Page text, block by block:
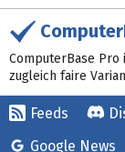
ComputerBase
zugleich faire
Feeds
Google News